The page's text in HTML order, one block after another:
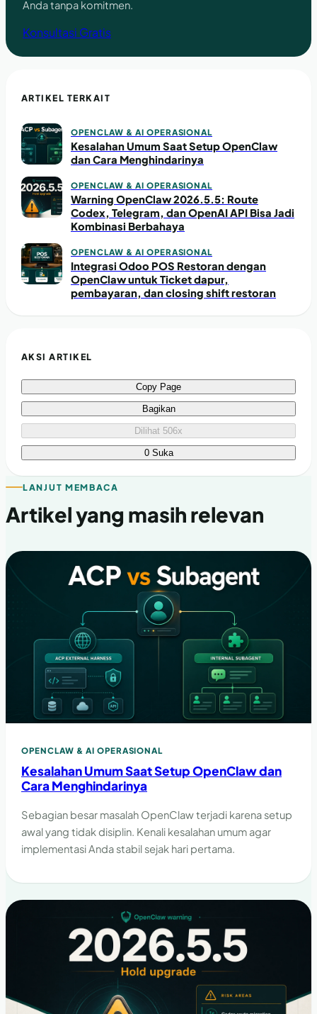
Anda tanpa komitmen.
Konsultasi Gratis
ARTIKEL TERKAIT
OPENCLAW & AI OPERASIONAL
Kesalahan Umum Saat Setup OpenClaw
dan Cara Menghindarinya
OPENCLAW & AI OPERASIONAL
Warning OpenClaw 2026.5.5: Route
Codex, Telegram, dan OpenAI API Bisa Jadi
Kombinasi Berbahaya
OPENCLAW & AI OPERASIONAL
Integrasi Odoo POS Restoran dengan
OpenClaw untuk Ticket dapur,
pembayaran, dan closing shift restoran
AKSI ARTIKEL
Copy Page
Bagikan
Dilihat 506x
0 Suka
LANJUT MEMBACA
Artikel yang masih relevan
OPENCLAW & AI OPERASIONAL
Kesalahan Umum Saat Setup OpenClaw dan
Cara Menghindarinya
Sebagian besar masalah OpenClaw terjadi karena setup
awal yang tidak disiplin. Kenali kesalahan umum agar
implementasi Anda stabil sejak hari pertama.